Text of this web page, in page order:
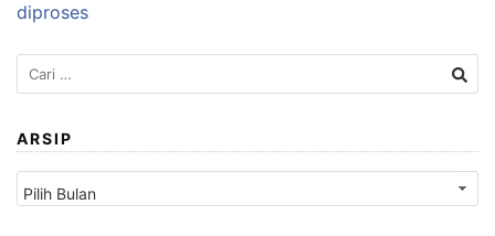
diproses
Cari
untuk:
ARSIP
Arsip